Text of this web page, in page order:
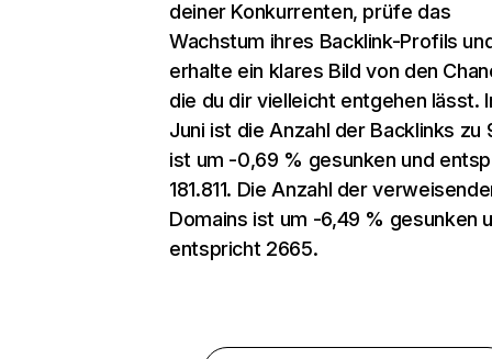
deiner Konkurrenten, prüfe das
Wachstum ihres Backlink-Profils
erhalte ein klares Bild von den
die du dir vielleicht entgehen lässt.
Juni ist die Anzahl der Backlinks zu
ist um -0,69 % gesunken und
181.811. Die Anzahl der
Domains ist um -6,49 % gesunken
entspricht 2665.